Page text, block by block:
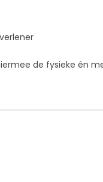
de fysieke én